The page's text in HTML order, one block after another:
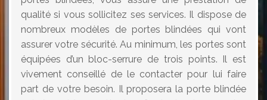
qualité si vous sollicitez ses services. Il dispose de
nombreux modèles de portes blindées qui vont
assurer votre sécurité. Au minimum, les portes sont
équipées d’un bloc-serrure de trois points. Il est
vivement conseillé de le contacter pour lui faire
part de votre besoin. Il proposera la porte blindée